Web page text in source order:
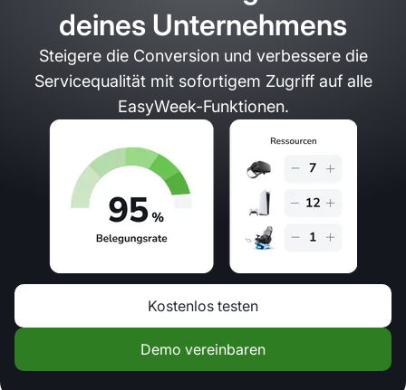
deines Unternehmens
Steigere die Conversion und verbessere die
Servicequalität mit sofortigem Zugriff auf alle
EasyWeek-Funktionen.
Kostenlos testen
Demo vereinbaren